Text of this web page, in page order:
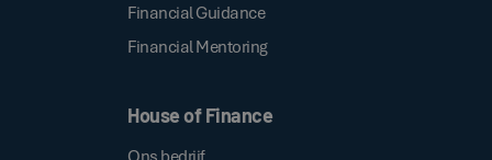
Financial Guidance
Financial Mentoring
House of Finance